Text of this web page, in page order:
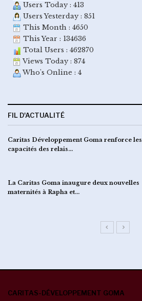
Users Today : 413
Users Yesterday : 851
This Month : 4650
This Year : 134636
Total Users : 462870
Views Today : 874
Who's Online : 4
FIL D'ACTUALITÉ
Caritas Développement Goma renforce les
capacités des relais…
La Caritas Goma inaugure deux nouvelles
maternités à Rapha et…
CARITAS-DÉVELOPPEMENT GOMA